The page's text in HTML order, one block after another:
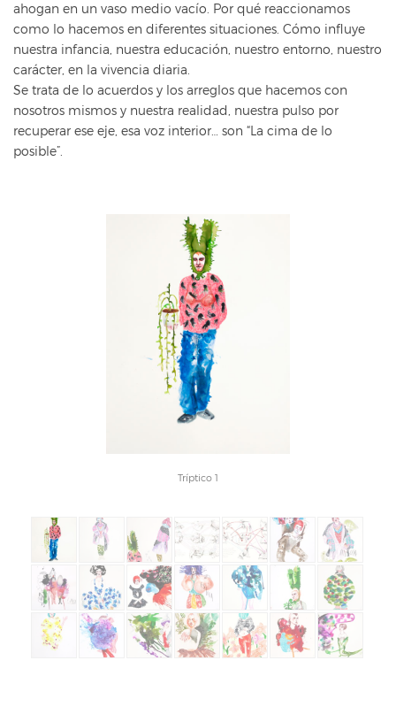
Tríptico 1
ahogan en un vaso medio vacío. Por qué reaccionamos
como lo hacemos en diferentes situaciones. Cómo influye
nuestra infancia, nuestra educación, nuestro entorno, nuestro
carácter, en la vivencia diaria.
Se trata de lo acuerdos y los arreglos que hacemos con
nosotros mismos y nuestra realidad, nuestra pulso por
recuperar ese eje, esa voz interior… son “La cima de lo
posible”.